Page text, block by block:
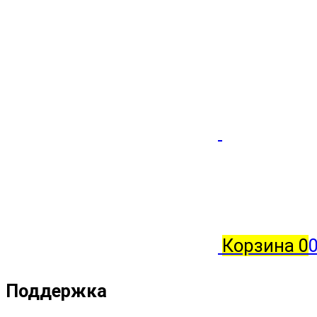
Корзина 0
Поддержка